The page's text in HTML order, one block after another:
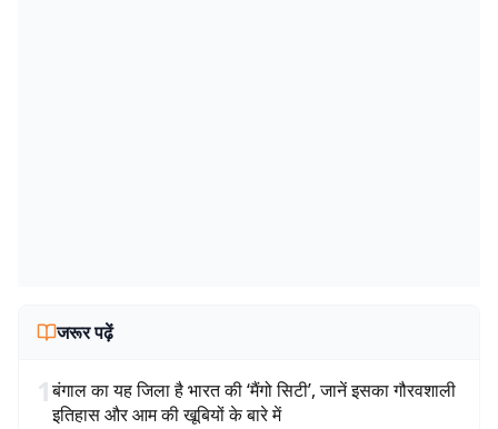
जरूर पढ़ें
1बंगाल का यह जिला है भारत की ‘मैंगो सिटी’, जानें इसका गौरवशाली
इतिहास और आम की खूबियों के बारे में